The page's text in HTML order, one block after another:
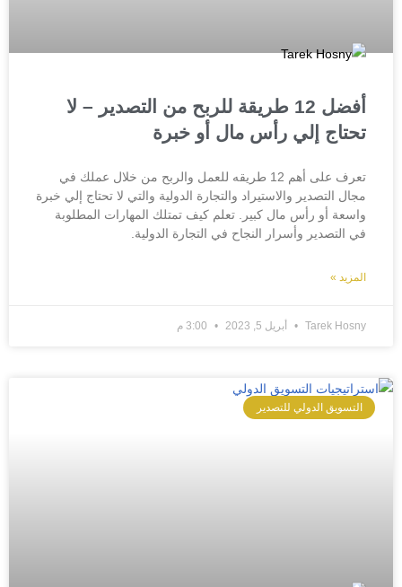
أفضل 12 طريقة للربح من التصدير – لا
تحتاج إلي رأس مال أو خبرة
تعرف على أهم 12 طريقه للعمل والربح من خلال عملك في
مجال التصدير والاستيراد والتجارة الدولية والتي لا تحتاج إلي خبرة
واسعة أو رأس مال كبير. تعلم كيف تمتلك المهارات المطلوبة
في التصدير وأسرار النجاح في التجارة الدولية.
المزيد »
Tarek Hosny أبريل 5, 2023
التسويق الدولي للتصدير